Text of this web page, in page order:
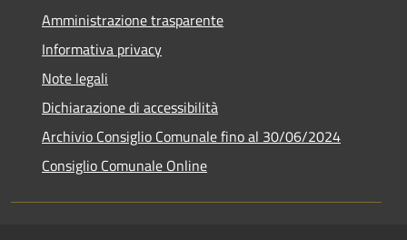
Amministrazione trasparente
Informativa privacy
Note legali
Dichiarazione di accessibilità
Archivio Consiglio Comunale fino al 30/06/2024
Consiglio Comunale Online